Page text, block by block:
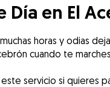
Día en El
horas y odias
cuando te
servicio si quieres